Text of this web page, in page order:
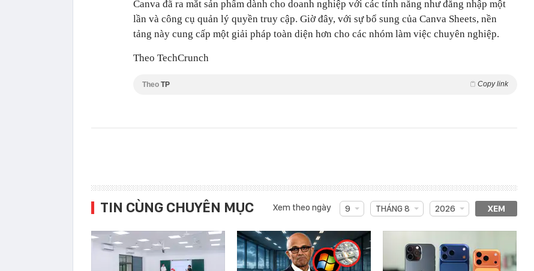
Canva đã ra mắt sản phẩm dành cho doanh nghiệp với các tính năng như đăng nhập một
lần và công cụ quản lý quyền truy cập. Giờ đây, với sự bổ sung của Canva Sheets, nền
tảng này cung cấp một giải pháp toàn diện hơn cho các nhóm làm việc chuyên nghiệp.
Theo TechCrunch
Theo TP Copy link
TIN CÙNG CHUYÊN MỤC Xem theo ngày 9 THÁNG 8 2026 XEM